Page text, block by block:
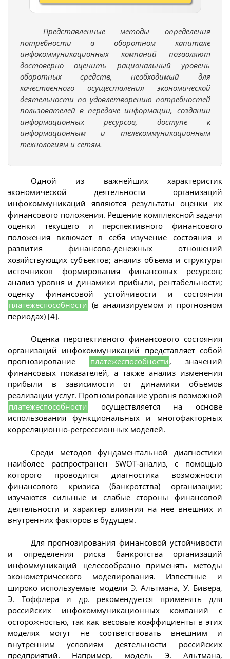
Представленные методы определения
потребности в оборотном капитале
инфокоммуникационных компаний позволяют
достоверно оценить рациональный уровень
оборотных средств, необходимый для
качественного осуществления экономической
деятельности по удовлетворению потребностей
пользователей в передаче информации, создании
информационных ресурсов, доступе к
информационным и телекоммуникационным
технологиям и сетям.
Одной из важнейших характеристик
экономической деятельности организаций
инфокоммуникаций являются результаты оценки их
финансового положения. Решение комплексной задачи
оценки текущего и перспективного финансового
положения включает в себя изучение состояния и
развития финансово-денежных отношений
хозяйствующих субъектов; анализ объема и структуры
источников формирования финансовых ресурсов;
анализ уровня и динамики прибыли, рентабельности;
оценку финансовой устойчивости и состояния
платежеспособности (в анализируемом и прогнозном
периодах) [4].
Оценка перспективного финансового состояния
организаций инфокоммуникаций представляет собой
прогнозирование
платежеспособности, значений
финансовых показателей, а также анализ изменения
прибыли в зависимости от динамики объемов
реализации услуг. Прогнозирование уровня возможной
платежеспособности осуществляется на основе
использования функциональных и многофакторных
корреляционно-регрессионных моделей.
Среди методов фундаментальной диагностики
наиболее распространен SWOT-анализ, с помощью
которого проводится диагностика возможности
финансового кризиса (банкротства) организации;
изучаются сильные и слабые стороны финансовой
деятельности и характер влияния на нее внешних и
внутренних факторов в будущем.
Для прогнозирования финансовой устойчивости
и определения риска банкротства организаций
инфоммуникаций целесообразно применять методы
эконометрического моделирования. Известные и
широко используемые модели Э. Альтмана, У. Бивера,
Э. Тоффлера и др. рекомендуется применять для
российских инфокоммуникационных компаний с
осторожностью, так как весовые коэффициенты в этих
моделях могут не соответствовать внешним и
внутренним условиям деятельности российских
предприятий. Например, модель Э. Альтмана,